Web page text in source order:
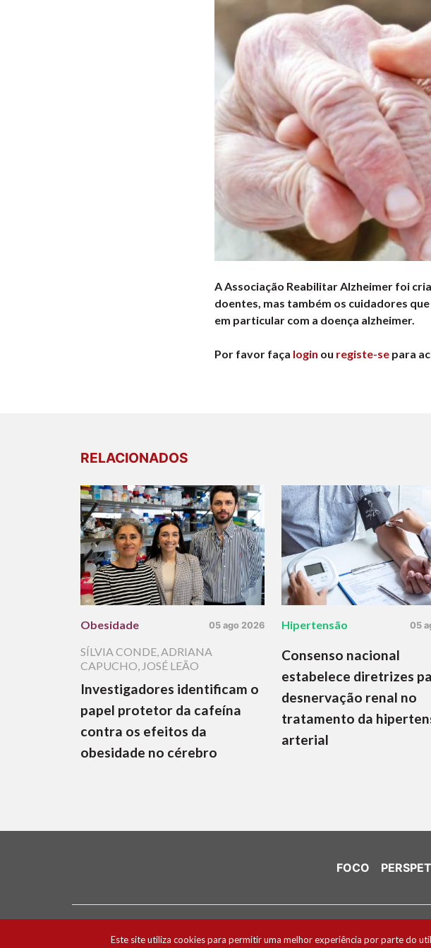
A Associação Reabilitar Alzheimer foi
doentes, mas também os cuidadores
em particular com a doença alzheimer.
Por favor faça login ou registe-se para
RELACIONADOS
Obesidade 05 ago 2026
SÍLVIA CONDE,ADRIANA
CAPUCHO, JOSÉ LEÃO
Investigadores identificam o
papel protetor da cafeína
contra os efeitos da
obesidade no cérebro
Hipertensão 05
Consenso nacional
estabelece diretrizes
desnervação renal no
tratamento da
arterial
FOCO
Este site utiliza cookies para permitir uma melhor experiência por parte do